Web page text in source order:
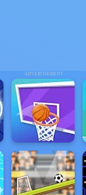
ADVERTISEMENT